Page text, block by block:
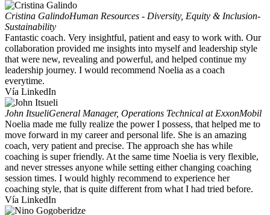
Cristina GalindoHuman Resources - Diversity, Equity & Inclusion-
Sustainability
Fantastic coach. Very insightful, patient and easy to work with. Our
collaboration provided me insights into myself and leadership style
that were new, revealing and powerful, and helped continue my
leadership journey. I would recommend Noelia as a coach
everytime.
Vía LinkedIn
John ItsueliGeneral Manager, Operations Technical at ExxonMobil
Noelia made me fully realize the power I possess, that helped me to
move forward in my career and personal life. She is an amazing
coach, very patient and precise. The approach she has while
coaching is super friendly. At the same time Noelia is very flexible,
and never stresses anyone while setting either changing coaching
session times. I would highly recommend to experience her
coaching style, that is quite different from what I had tried before.
Vía LinkedIn